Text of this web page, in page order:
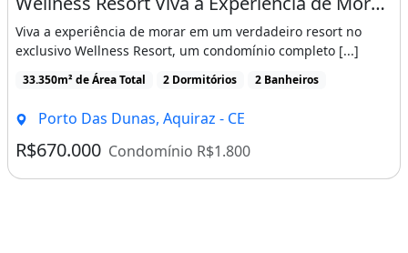
Viva a experiência de morar em um verdadeiro resort no
exclusivo Wellness Resort, um condomínio completo [...]
33.350m² de Área Total 2 Dormitórios 2 Banheiros
Porto Das Dunas, Aquiraz - CE
R$670.000 Condomínio R$1.800